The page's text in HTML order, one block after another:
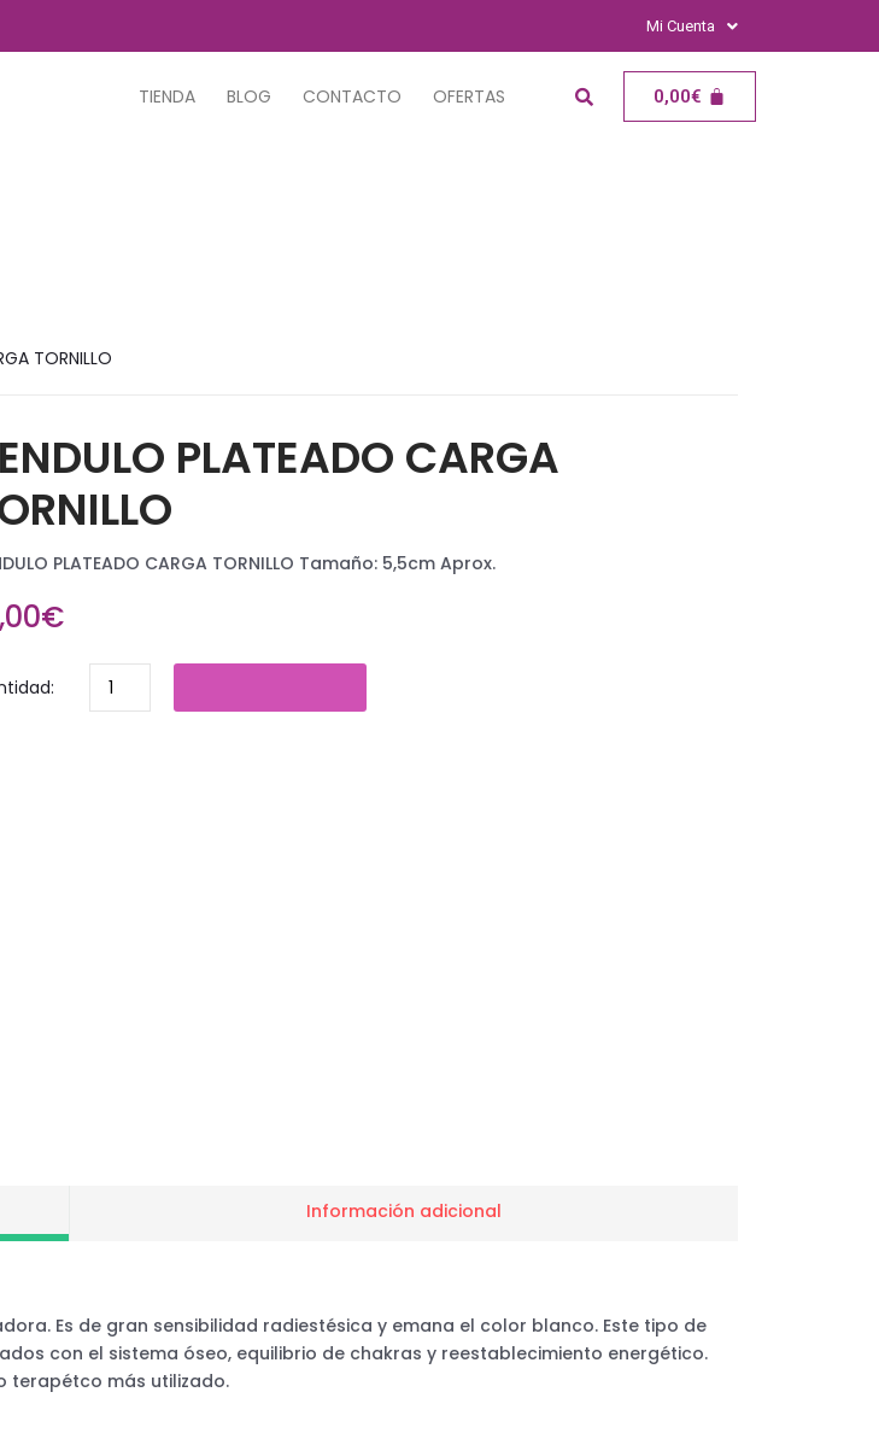
Mi Cuenta
TIENDA BLOG CONTACTO OFERTAS 0,00€
TORNILLO
PLATEADO CARGA
PLATEADO CARGA TORNILLO Tamaño: 5,5cm Aprox.
Información adicional
Es de gran sensibilidad radiestésica y emana el color blanco. Este tipo de
con el sistema óseo, equilibrio de chakras y reestablecimiento energético.
terapétco más utilizado.